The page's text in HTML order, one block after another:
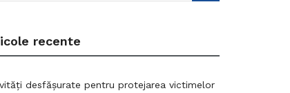
recente
desfășurate pentru protejarea victimelor